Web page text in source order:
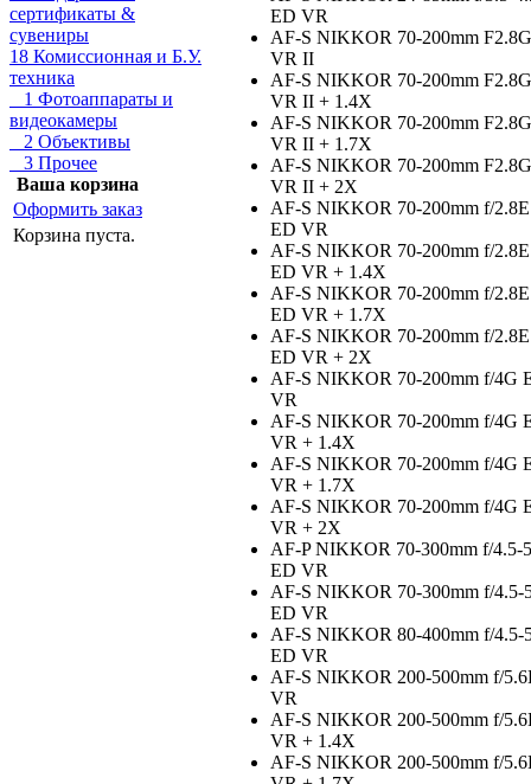
сертификаты &
сувениры
18 Комиссионная и Б.У.
техника
1 Фотоаппараты и
видеокамеры
2 Объективы
3 Прочее
Ваша корзина
Оформить заказ
Корзина пуста.
ED VR
AF-S NIKKOR 70-200mm
VR II
AF-S NIKKOR 70-200mm
VR II + 1.4X
AF-S NIKKOR 70-200mm
VR II + 1.7X
AF-S NIKKOR 70-200mm
VR II + 2X
AF-S NIKKOR 70-200mm f/
ED VR
AF-S NIKKOR 70-200mm f/
ED VR + 1.4X
AF-S NIKKOR 70-200mm f/
ED VR + 1.7X
AF-S NIKKOR 70-200mm f/
ED VR + 2X
AF-S NIKKOR 70-200mm f/4G
VR
AF-S NIKKOR 70-200mm f/4G
VR + 1.4X
AF-S NIKKOR 70-200mm f/4G
VR + 1.7X
AF-S NIKKOR 70-200mm f/4G
VR + 2X
AF-P NIKKOR 70-300mm f/4.5-
ED VR
AF-S NIKKOR 70-300mm f/4.5-
ED VR
AF-S NIKKOR 80-400mm f/4.5-
ED VR
AF-S NIKKOR 200-500mm f/
VR
AF-S NIKKOR 200-500mm f/
VR + 1.4X
AF-S NIKKOR 200-500mm f/